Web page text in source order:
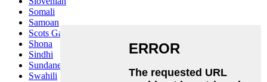
Somali
Samoan
Scots Gaelic
Shona
Sindhi
Sundanese
Swahili